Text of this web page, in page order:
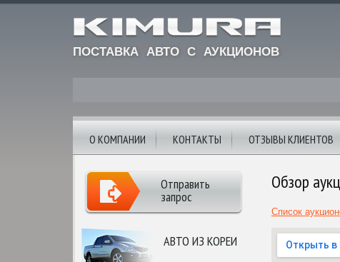
ПОСТАВКА АВТО С АУКЦИОНОВ
О КОМПАНИИ КОНТАКТЫ ОТЗЫВЫ КЛИЕНТОВ
АВТО ИЗ КОРЕИ
Отправить
запрос
Обзор
Список